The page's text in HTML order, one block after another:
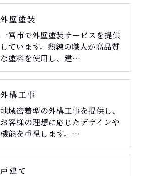
外壁塗装
一宮市で外壁塗装サービスを提供
しています。熟練の職人が高品質
な塗料を使用し、建…
外構工事
地域密着型の外構工事を提供し、
お客様の理想に応じたデザインや
機能を重視します。…
戸建て